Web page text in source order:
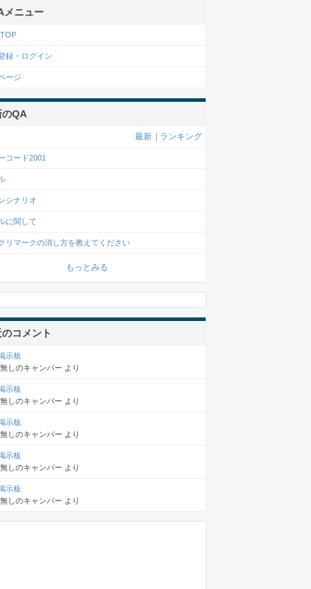
メニュー
録・ログイン
ージ
のQA
最新 ランキング
コード2001
シナリオ
に関して
リマークの消し方を教えてください
もっとみる
コメント
示板
しのキャンパー より
示板
しのキャンパー より
示板
しのキャンパー より
示板
しのキャンパー より
示板
しのキャンパー より